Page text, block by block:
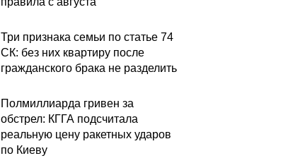
Три признака семьи по статье 74
СК: без них квартиру после
гражданского брака не разделить
Полмиллиарда гривен за
обстрел: КГГА подсчитала
реальную цену ракетных ударов
по Киеву